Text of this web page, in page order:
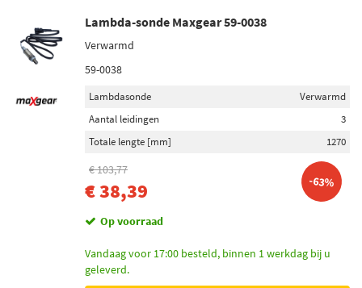
Lambda-sonde Maxgear 59-0038
Verwarmd
59-0038
Lambdasonde
Verwarmd
Aantal leidingen
3
Totale lengte [mm]
1270
€ 103,77
€ 38,39 -63%
Op voorraad
Vandaag voor 17:00 besteld, binnen 1 werkdag bij u
geleverd.